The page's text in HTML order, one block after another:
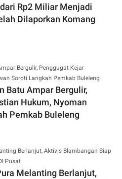
Rp2 Miliar Menjadi
Dilaporkan Komang
Batu Ampar Bergulir,
Hukum, Nyoman
Pemkab Buleleng
Melanting Berlanjut,